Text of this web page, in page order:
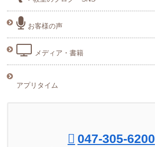
お客様の声
メディア・書籍
アプリタイム
047-305-6200